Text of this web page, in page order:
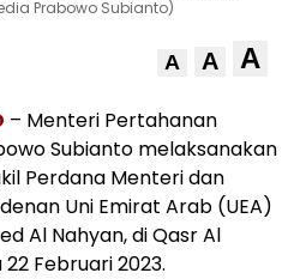
Prabowo Subianto)
A A A
– Menteri Pertahanan
Subianto melaksanakan
Perdana Menteri dan
Uni Emirat Arab (UEA)
Al Nahyan, di Qasr Al
Februari 2023.